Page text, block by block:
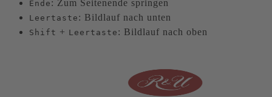
Ende : Zum Seitenende springen
Leertaste : Bildlauf nach unten
Shift + Leertaste : Bildlauf nach oben